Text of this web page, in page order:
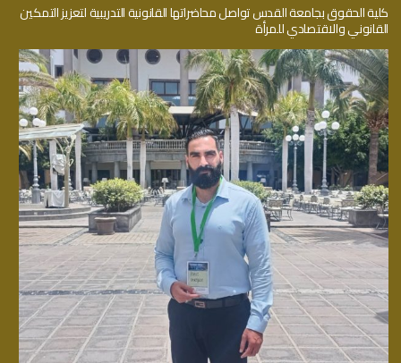
كلية الحقوق بجامعة القدس تواصل محاضراتها القانونية التدريبية لتعزيز التمكين
القانوني والاقتصادي للمرأة